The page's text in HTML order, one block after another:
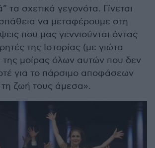
τα σχετικά γεγονότα. Γίνεται
να μεταφέρουμε στη
που μας γεννιούνται όντας
της Ιστορίας (με γιώτα
της μοίρας όλων αυτών που δεν
για το πάρσιμο αποφάσεων
ζωή τους άμεσα».